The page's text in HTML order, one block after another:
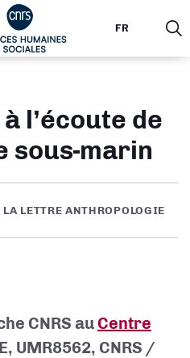
FR
l’écoute de
sous-marin
LA LETTRE ANTHROPOLOGIE
CNRS au Centre
UMR8562, CNRS /